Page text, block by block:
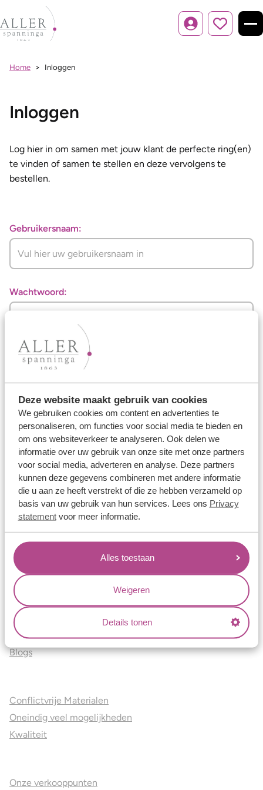
Deze website maakt gebruik van cookies
We gebruiken cookies om content en advertenties te
personaliseren, om functies voor social media te bieden en
om ons websiteverkeer te analyseren. Ook delen we
informatie over uw gebruik van onze site met onze partners
voor social media, adverteren en analyse. Deze partners
kunnen deze gegevens combineren met andere informatie
die u aan ze heeft verstrekt of die ze hebben verzameld op
basis van uw gebruik van hun services. Lees ons Privacy
statementvoor meer informatie.
Alles toestaan
Weigeren
Details tonen
Inloggen
Home Inloggen
Inloggen
Log hier in om samen met jouw klant de perfecte ring(en)
te vinden of samen te stellen en deze vervolgens te
bestellen.
Gebruikersnaam:
Wachtwoord:
Inloggen
Nog geen gebruikersnaam en wachtwoord ontvangen?
Vraaghierje inloggegevens aan.
Ons aanbod
Trouwringen
Memoireringen
Verlovingsringen
Vriendschapsringen
Over ons
Aller Spanninga
Historie
Certificaten
Blogs
Conflictvrije Materialen
Oneindig veel mogelijkheden
Kwaliteit
Onze verkooppunten